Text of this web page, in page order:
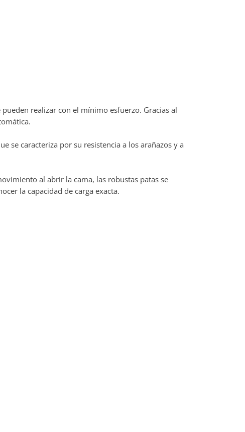
pueden realizar con el mínimo esfuerzo. Gracias al
se caracteriza por su resistencia a los arañazos y a
al abrir la cama, las robustas patas se
la capacidad de carga exacta.